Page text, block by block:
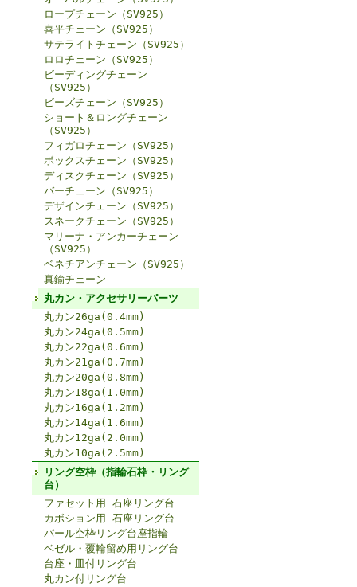
ロープチェーン（SV925）
喜平チェーン（SV925）
サテライトチェーン（SV925）
ロロチェーン（SV925）
ビーディングチェーン
（SV925）
ビーズチェーン（SV925）
ショート＆ロングチェーン
（SV925）
フィガロチェーン（SV925）
ボックスチェーン（SV925）
ディスクチェーン（SV925）
バーチェーン（SV925）
デザインチェーン（SV925）
スネークチェーン（SV925）
マリーナ・アンカーチェーン
（SV925）
ベネチアンチェーン（SV925）
真鍮チェーン
丸カン・アクセサリーパーツ
丸カン26ga(0.4mm)
丸カン24ga(0.5mm)
丸カン22ga(0.6mm)
丸カン21ga(0.7mm)
丸カン20ga(0.8mm)
丸カン18ga(1.0mm)
丸カン16ga(1.2mm)
丸カン14ga(1.6mm)
丸カン12ga(2.0mm)
丸カン10ga(2.5mm)
リング空枠（指輪石枠・リング
台）
ファセット用 石座リング台
カボション用 石座リング台
パール空枠リング台座指輪
ベゼル・覆輪留め用リング台
台座・皿付リング台
丸カン付リング台